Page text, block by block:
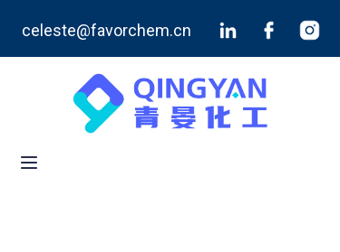
celeste@favorchem.cn
Productos
Blog